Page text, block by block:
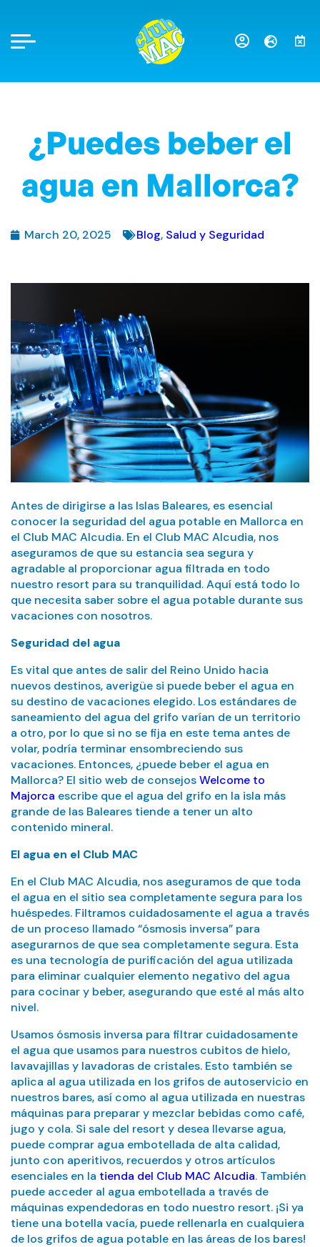
¿Puedes beber el
agua en Mallorca?
March 20, 2025 Blog, Salud y Seguridad
Antes de dirigirse a las Islas Baleares, es esencial
conocer la seguridad del agua potable en Mallorca en
el Club MAC Alcudia. En el Club MAC Alcudia, nos
aseguramos de que su estancia sea segura y
agradable al proporcionar agua filtrada en todo
nuestro resort para su tranquilidad. Aquí está todo lo
que necesita saber sobre el agua potable durante sus
vacaciones con nosotros.
Seguridad del agua
Es vital que antes de salir del Reino Unido hacia
nuevos destinos, averigüe si puede beber el agua en
su destino de vacaciones elegido. Los estándares de
saneamiento del agua del grifo varían de un territorio
a otro, por lo que si no se fija en este tema antes de
volar, podría terminar ensombreciendo sus
vacaciones. Entonces, ¿puede beber el agua en
Mallorca? El sitio web de consejosWelcome to
Majorca escribe que el agua del grifo en la isla más
grande de las Baleares tiende a tener un alto
contenido mineral.
El agua en el Club MAC
En el Club MAC Alcudia, nos aseguramos de que toda
el agua en el sitio sea completamente segura para los
huéspedes. Filtramos cuidadosamente el agua a través
de un proceso llamado “ósmosis inversa” para
asegurarnos de que sea completamente segura. Esta
es una tecnología de purificación del agua utilizada
para eliminar cualquier elemento negativo del agua
para cocinar y beber, asegurando que esté al más alto
nivel.
Usamos ósmosis inversa para filtrar cuidadosamente
el agua que usamos para nuestros cubitos de hielo,
lavavajillas y lavadoras de cristales. Esto también se
aplica al agua utilizada en los grifos de autoservicio en
nuestros bares, así como al agua utilizada en nuestras
máquinas para preparar y mezclar bebidas como café,
jugo y cola. Si sale del resort y desea llevarse agua,
puede comprar agua embotellada de alta calidad,
junto con aperitivos, recuerdos y otros artículos
esenciales en la tienda del Club MAC Alcudia. También
puede acceder al agua embotellada a través de
máquinas expendedoras en todo nuestro resort. ¡Si ya
tiene una botella vacía, puede rellenarla en cualquiera
de los grifos de agua potable en las áreas de los bares!